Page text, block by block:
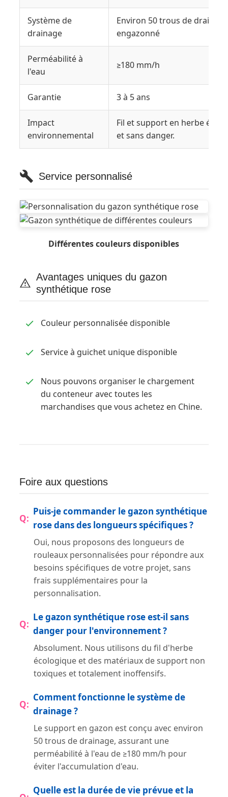
Système de
drainage
Environ 50 trous de
engazonné
Perméabilité à
l'eau
≥180 mm/h
Garantie 3 à 5 ans
Impact
environnemental
Fil et support en herbe
et sans danger.
Service personnalisé
Différentes couleurs disponibles
Avantages uniques du gazon
synthétique rose
Couleur personnalisée disponible
Service à guichet unique disponible
Nous pouvons organiser le chargement
du conteneur avec toutes les
marchandises que vous achetez en Chine.
Foire aux questions
Puis-je commander le gazon synthétique
rose dans des longueurs spécifiques ?
Oui, nous proposons des longueurs de
rouleaux personnalisées pour répondre aux
besoins spécifiques de votre projet, sans
frais supplémentaires pour la
personnalisation.
Le gazon synthétique rose est-il sans
danger pour l'environnement ?
Absolument. Nous utilisons du fil d'herbe
écologique et des matériaux de support non
toxiques et totalement inoffensifs.
Comment fonctionne le système de
drainage ?
Le support en gazon est conçu avec environ
50 trous de drainage, assurant une
perméabilité à l'eau de ≥180 mm/h pour
éviter l'accumulation d'eau.
Quelle est la durée de vie prévue et la